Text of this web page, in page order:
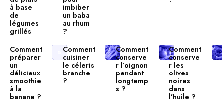
à base
de
légumes
grillés
imbiber
un baba
au rhum
?
Comment
préparer
un
délicieux
smoothie
à la
banane ?
Comment
cuisiner
le céleris
branche
?
Comment
conserve
r l’oignon
pendant
longtemp
s ?
Comment
conserve
r les
olives
noires
dans
l’huile ?